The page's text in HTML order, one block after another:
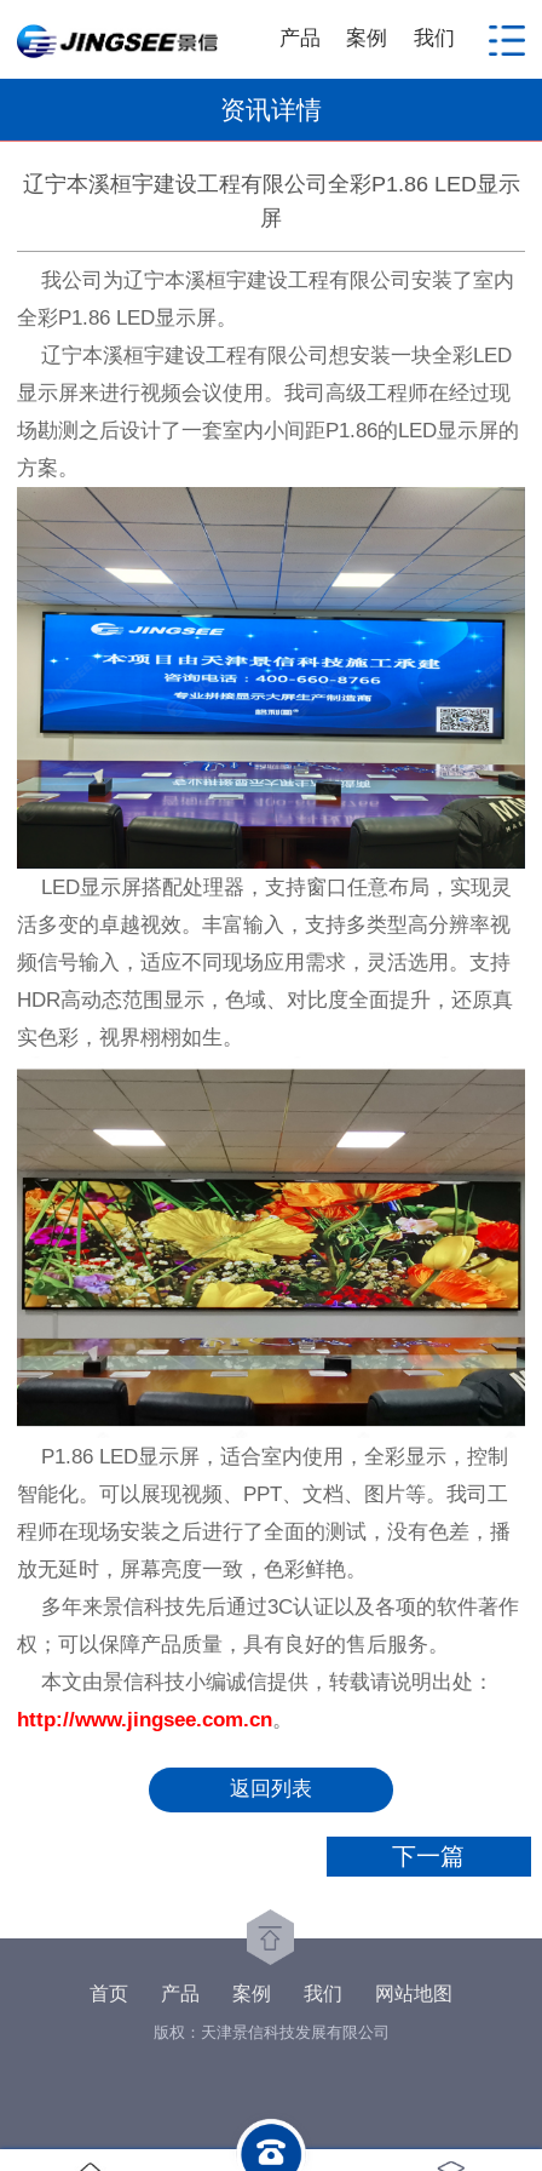
产品 案例 我们
资讯详情
辽宁本溪桓宇建设工程有限公司全彩P1.86 LED显示
屏
我公司为辽宁本溪桓宇建设工程有限公司安装了室内
全彩P1.86 LED显示屏。
辽宁本溪桓宇建设工程有限公司想安装一块全彩LED
显示屏来进行视频会议使用。我司高级工程师在经过现
场勘测之后设计了一套室内小间距P1.86的LED显示屏的
方案。
LED显示屏搭配处理器，支持窗口任意布局，实现灵
活多变的卓越视效。丰富输入，支持多类型高分辨率视
频信号输入，适应不同现场应用需求，灵活选用。支持
HDR高动态范围显示，色域、对比度全面提升，还原真
实色彩，视界栩栩如生。
P1.86 LED显示屏，适合室内使用，全彩显示，控制
智能化。可以展现视频、PPT、文档、图片等。我司工
程师在现场安装之后进行了全面的测试，没有色差，播
放无延时，屏幕亮度一致，色彩鲜艳。
多年来景信科技先后通过3C认证以及各项的软件著作
权；可以保障产品质量，具有良好的售后服务。
本文由景信科技小编诚信提供，转载请说明出处：
http://www.jingsee.com.cn。
返回列表
下一篇
首页 产品 案例 我们 网站地图
版权：天津景信科技发展有限公司